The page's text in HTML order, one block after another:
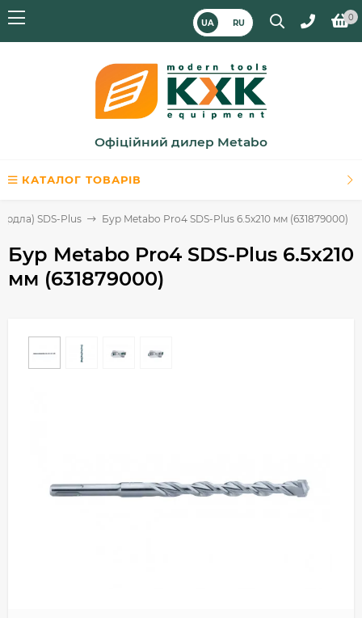
UA RU
0
Офіційний дилер Metabo
КАТАЛОГ ТОВАРІВ
SDS-Plus Бур Metabo Pro4 SDS-Plus 6.5x210 мм (631879000)
Бур Metabo Pro4 SDS-Plus 6.5x210
мм (631879000)